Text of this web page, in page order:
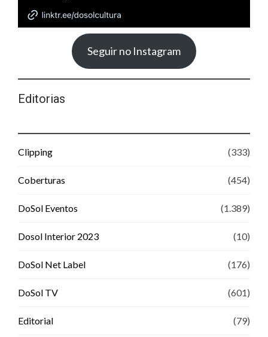
Seguir no Instagram
Editorias
Clipping (333)
Coberturas (454)
DoSol Eventos (1.389)
Dosol Interior 2023 (10)
DoSol Net Label (176)
DoSol TV (601)
Editorial (79)